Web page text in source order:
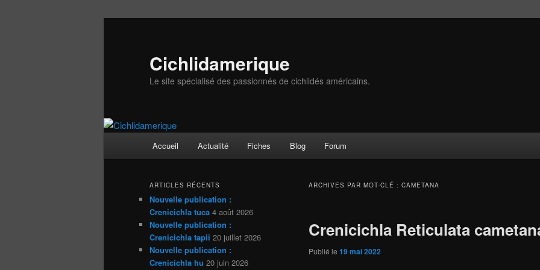
Cichlidamerique
Le site spécialisé des passionnés de cichlidés américains.
Accueil Actualité Fiches Blog Forum
ARCHIVES PAR MOT-CLÉ : CAMETANA
Crenicichla Reticulata
Publié le 19 mai 2022
ARTICLES RÉCENTS
Nouvelle publication :
Crenicichla tuca 4 août 2026
Nouvelle publication :
Crenicichla tapii 20 juillet 2026
Nouvelle publication :
Crenicichla hu 20 juin 2026